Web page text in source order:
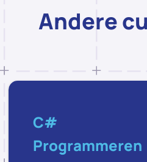
Andere
C#
Programmeren